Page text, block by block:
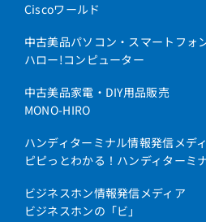
Ciscoワールド
中古美品パソコン・スマートフォ
ハロー!コンピューター
中古美品家電・DIY用品販売
MONO-HIRO
ハンディターミナル情報発信メデ
ピピっとわかる！ハンディターミ
ビジネスホン情報発信メディア
ビジネスホンの「ビ」